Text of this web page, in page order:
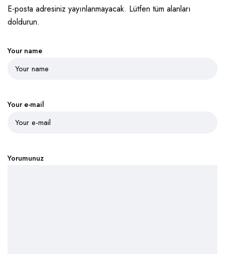
E-posta adresiniz yayınlanmayacak. Lütfen tüm alanları
doldurun.
Your name
Your e-mail
Yorumunuz